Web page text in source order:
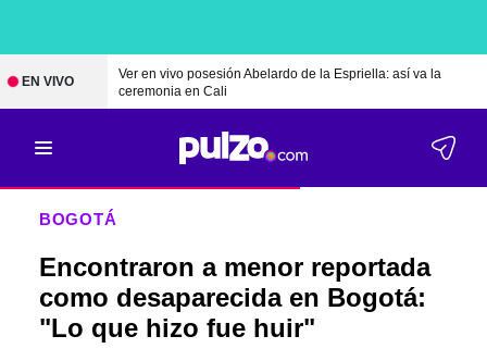
EN VIVO
Ver en vivo posesión Abelardo de la Espriella: así va la
ceremonia en Cali
BOGOTÁ
Encontraron a menor reportada
como desaparecida en Bogotá:
"Lo que hizo fue huir"